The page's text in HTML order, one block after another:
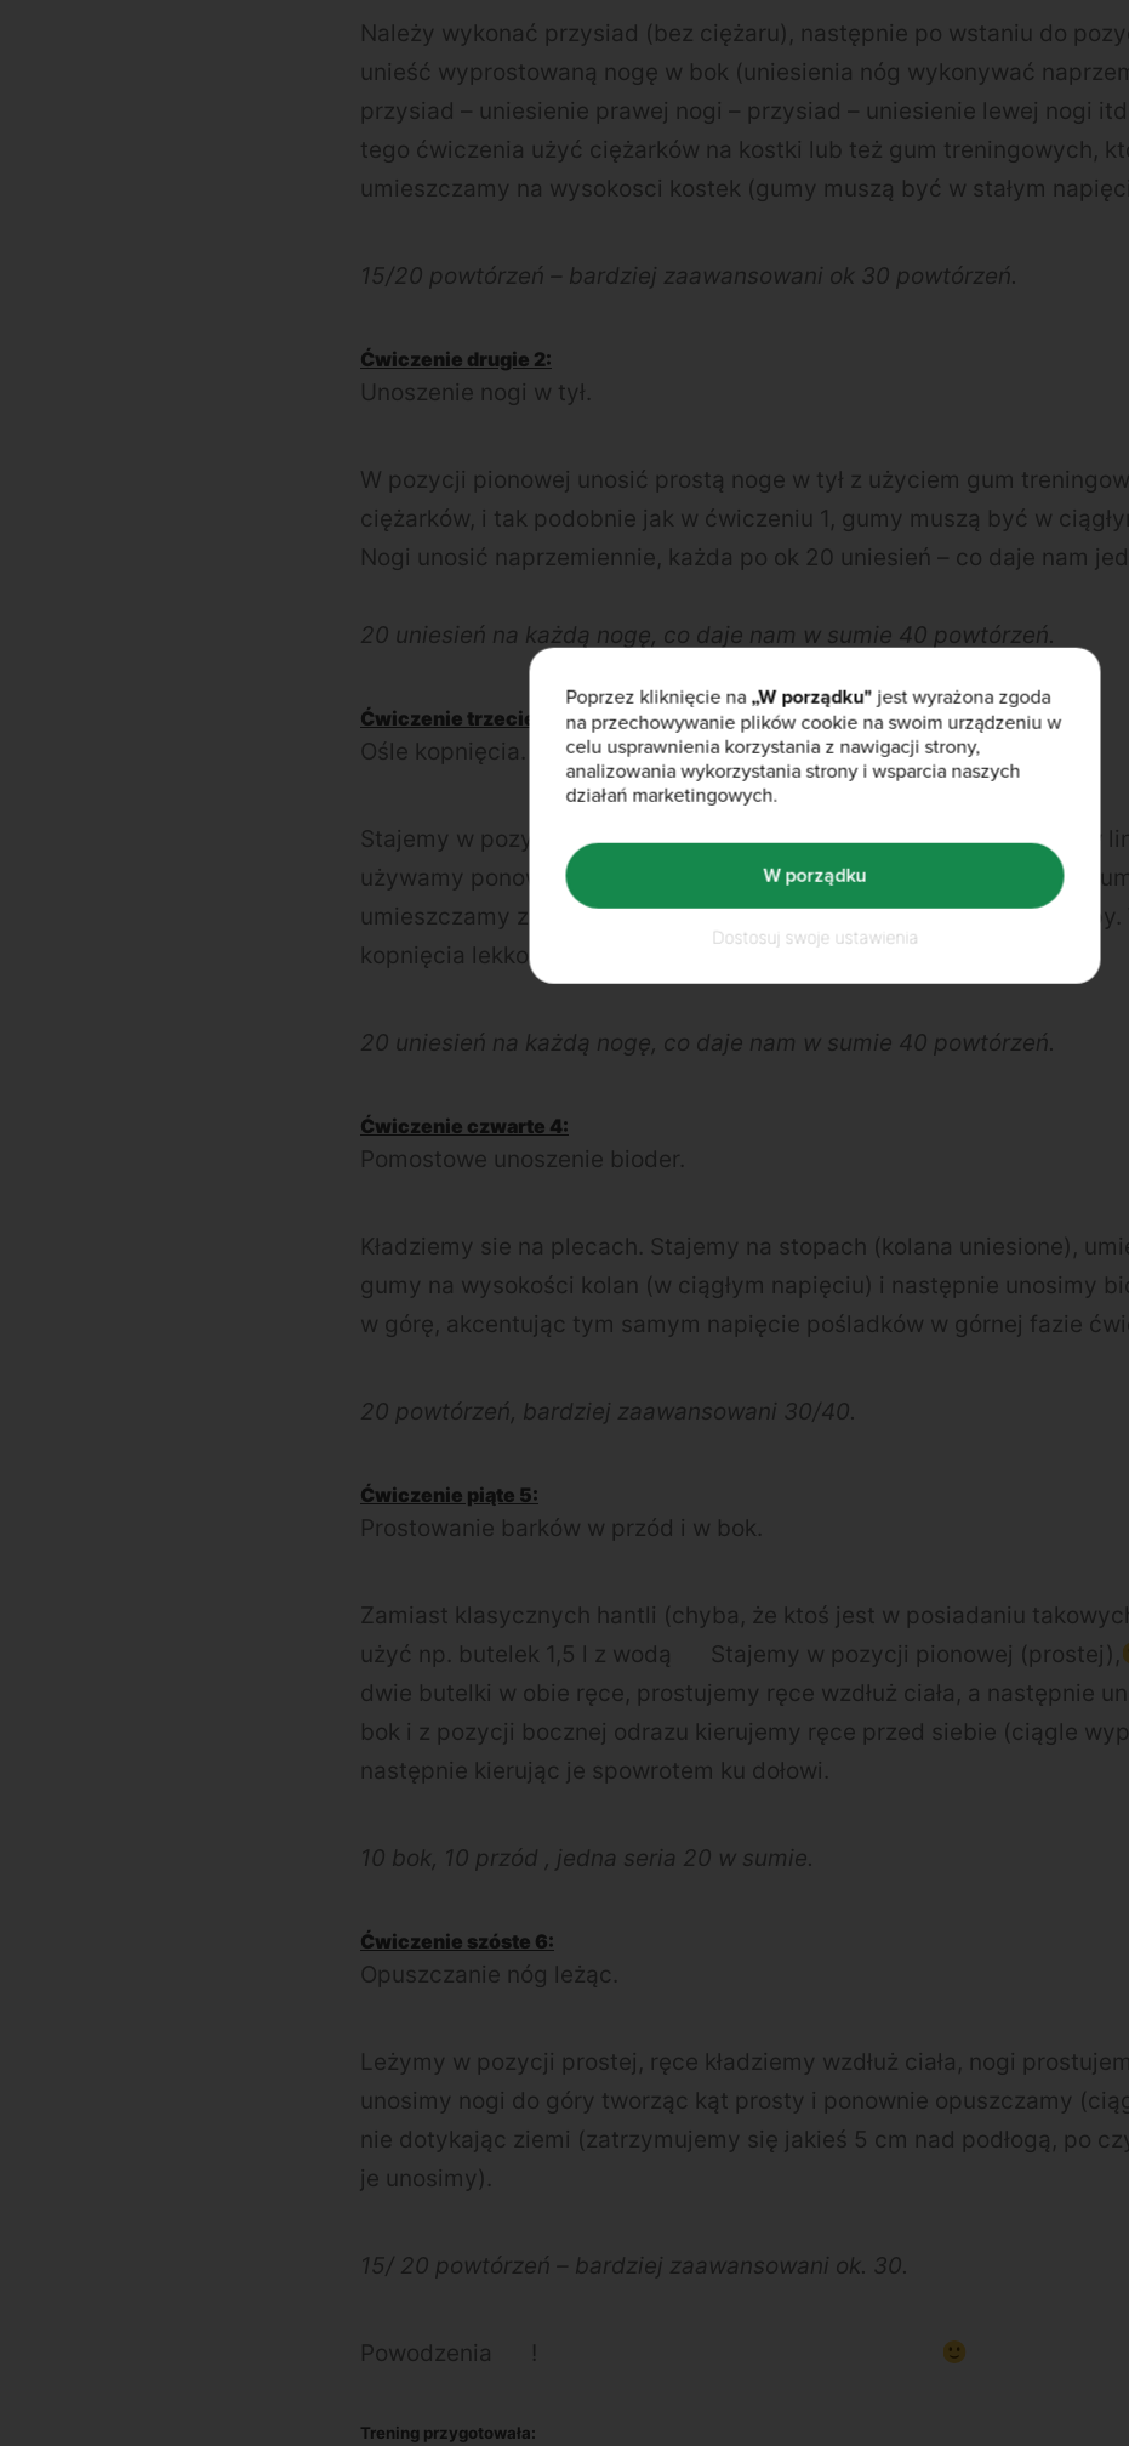
Należy wykonać przysiad (bez ciężaru), następnie po wstaniu do
unieść wyprostowaną nogę w bok (uniesienia nóg wykonywać
przysiad – uniesienie prawej nogi – przysiad – uniesienie lewej nogi
tego ćwiczenia użyć ciężarków na kostki lub też gum treningowych,
umieszczamy na wysokosci kostek (gumy muszą być w stałym
15/20 powtórzeń – bardziej zaawansowani ok 30 powtórzeń.
Ćwiczenie drugie 2:
Unoszenie nogi w tył.
W pozycji pionowej unosić prostą noge w tył z użyciem gum
ciężarków, i tak podobnie jak w ćwiczeniu 1, gumy muszą być w
Nogi unosić naprzemiennie, każda po ok 20 uniesień – co daje nam
20 uniesień na każdą nogę, co daje nam w sumie 40 powtórzeń.
Ćwiczenie trzecie 3:
Ośle kopnięcia.
Stajemy w pozycji jak do damskich pompek. Trzymamy kręgosłup w
używamy ponownie gum treningowych lub obciązników na kostki.
umieszczamy z jednej strony na kostce, a z drugiej na podbiciu stopy.
kopnięcia lekko w górę, akcentując na napięcie w pośladkach.
20 uniesień na każdą nogę, co daje nam w sumie 40 powtórzeń.
Ćwiczenie czwarte 4:
Pomostowe unoszenie bioder.
Kładziemy sie na plecach. Stajemy na stopach (kolana uniesione),
gumy na wysokości kolan (w ciągłym napięciu) i następnie unosimy
w górę, akcentując tym samym napięcie pośladków w górnej fazie
20 powtórzeń, bardziej zaawansowani 30/40.
Ćwiczenie piąte 5:
Prostowanie barków w przód i w bok.
Zamiast klasycznych hantli (chyba, że ktoś jest w posiadaniu
użyć np. butelek 1,5 l z wodą
Stajemy w pozycji pionowej (prostej),
dwie butelki w obie ręce, prostujemy ręce wzdłuż ciała, a następnie
bok i z pozycji bocznej odrazu kierujemy ręce przed siebie (ciągle
następnie kierując je spowrotem ku dołowi.
10 bok, 10 przód , jedna seria 20 w sumie.
Ćwiczenie szóste 6:
Opuszczanie nóg leżąc.
Leżymy w pozycji prostej, ręce kładziemy wzdłuż ciała, nogi
unosimy nogi do góry tworząc kąt prosty i ponownie opuszczamy
nie dotykając ziemi (zatrzymujemy się jakieś 5 cm nad podłogą, po
je unosimy).
15/ 20 powtórzeń – bardziej zaawansowani ok. 30.
Powodzenia !
Trening przygotowała:
Poprzez kliknięcie na„W porządku" jest wyrażona zgoda
na przechowywanie plików cookie na swoim urządzeniu w
celu usprawnienia korzystania z nawigacji strony,
analizowania wykorzystania strony i wsparcia naszych
działań marketingowych.
Dostosuj swoje ustawienia
W porządku